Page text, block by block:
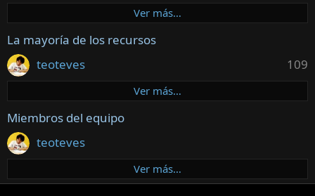
Ver más…
La mayoría de los recursos
109
teoteves
Ver más…
Miembros del equipo
teoteves
Ver más…